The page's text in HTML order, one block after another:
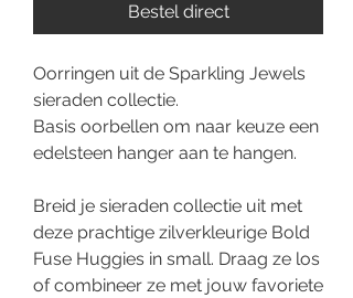
Bestel direct
Oorringen uit de Sparkling Jewels
sieraden collectie.
Basis oorbellen om naar keuze een
edelsteen hanger aan te hangen.
Breid je sieraden collectie uit met
deze prachtige zilverkleurige Bold
Fuse Huggies in small. Draag ze los
of combineer ze met jouw favoriete